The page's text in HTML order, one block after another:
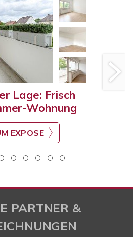
Lage: Frisch
Wohnung
EXPOSE
PARTNER &